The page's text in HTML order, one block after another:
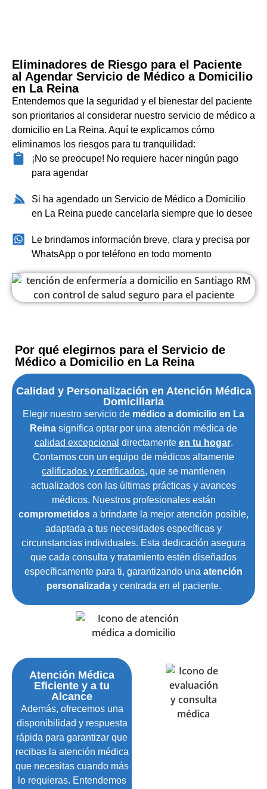
Eliminadores de Riesgo para el Paciente
al Agendar Servicio de Médico a Domicilio
en La Reina
Entendemos que la seguridad y el bienestar del paciente
son prioritarios al considerar nuestro servicio de médico a
domicilio en La Reina. Aquí te explicamos cómo
eliminamos los riesgos para tu tranquilidad:
¡No se preocupe! No requiere hacer ningún pago
para agendar
Si ha agendado un Servicio de Médico a Domicilio
en La Reina puede cancelarla siempre que lo desee
Le brindamos información breve, clara y precisa por
WhatsApp o por teléfono en todo momento
Por qué elegirnos para el Servicio de
Médico a Domicilio en La Reina
Calidad y Personalización en Atención Médica
Domiciliaria
Elegir nuestro servicio de médico a domicilio en La
Reina significa optar por una atención médica de
calidad excepcional directamente en tu hogar.
Contamos con un equipo de médicos altamente
calificados y certificados, que se mantienen
actualizados con las últimas prácticas y avances
médicos. Nuestros profesionales están
comprometidos a brindarte la mejor atención posible,
adaptada a tus necesidades específicas y
circunstancias individuales. Esta dedicación asegura
que cada consulta y tratamiento estén diseñados
específicamente para ti, garantizando una atención
personalizaday centrada en el paciente.
Atención Médica
Eficiente y a tu
Alcance
Además, ofrecemos una
disponibilidad y respuesta
rápida para garantizar que
recibas la atención médica
que necesitas cuando más
lo requieras. Entendemos